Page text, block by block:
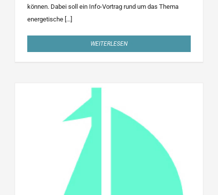
können. Dabei soll ein Info-Vortrag rund um das Thema
energetische [...]
WEITERLESEN